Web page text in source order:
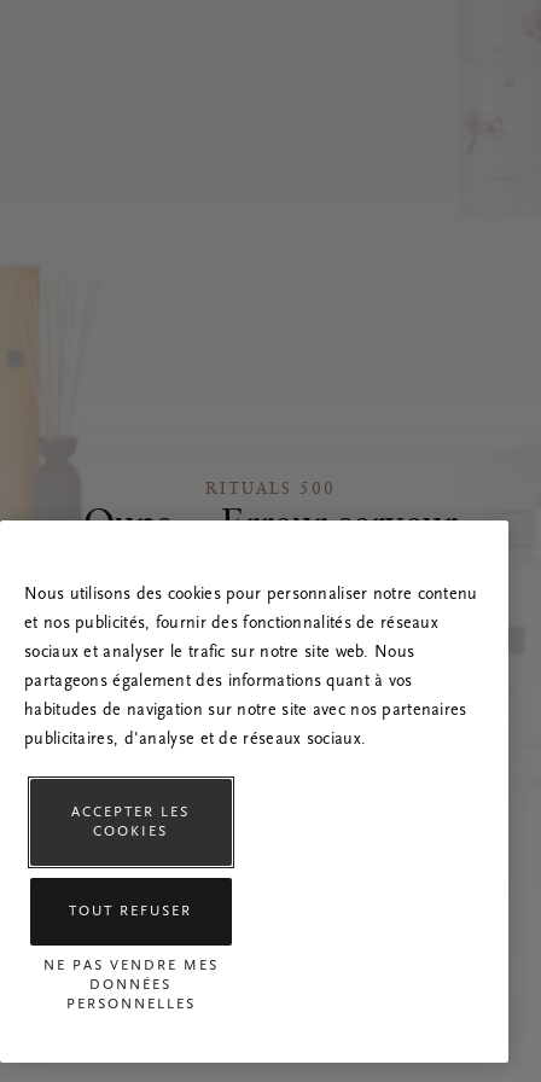
RITUALS 500
Oups… Erreur serveur
nous contacter si le problème persiste.
Nous utilisons des cookies pour personnaliser notre contenu
et nos publicités, fournir des fonctionnalités de réseaux
sociaux et analyser le trafic sur notre site web. Nous
partageons également des informations quant à vos
habitudes de navigation sur notre site avec nos partenaires
publicitaires, d'analyse et de réseaux sociaux.
ACCEPTER LES
COOKIES
TOUT REFUSER
NE PAS VENDRE MES
DONNÉES
PERSONNELLES